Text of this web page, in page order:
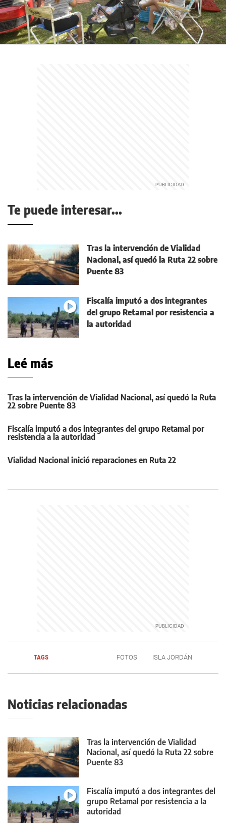
Te puede interesar...
Tras la intervención de Vialidad
Nacional, así quedó la Ruta 22 sobre
Puente 83
Fiscalía imputó a dos integrantes
del grupo Retamal por resistencia a
la autoridad
Leé más
Tras la intervención de Vialidad Nacional, así quedó la Ruta
22 sobre Puente 83
Fiscalía imputó a dos integrantes del grupo Retamal por
resistencia a la autoridad
Vialidad Nacional inició reparaciones en Ruta 22
TAGS FOTOS ISLA JORDÁN
Noticias relacionadas
Tras la intervención de Vialidad
Nacional, así quedó la Ruta 22 sobre
Puente 83
Fiscalía imputó a dos integrantes del
grupo Retamal por resistencia a la
autoridad